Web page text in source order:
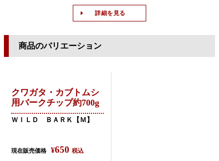
詳細を見る
商品のバリエーション
クワガタ・カブトムシ
用バークチップ約700g
ＷＩＬＤ ＢＡＲＫ【Ｍ】
現在販売価格 ¥650 税込